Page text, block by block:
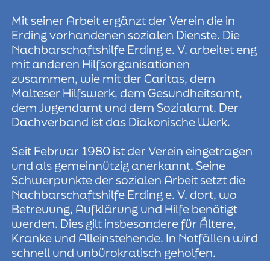
Mit seiner Arbeit ergänzt der Verein die in
Erding vorhandenen sozialen Dienste. Die
Nachbarschaftshilfe Erding e. V. arbeitet eng
mit anderen Hilfsorganisationen
zusammen, wie mit der Caritas, dem
Malteser Hilfswerk, dem Gesundheitsamt,
dem Jugendamt und dem Sozialamt. Der
Dachverband ist das Diakonische Werk.
Seit Februar 1980 ist der Verein eingetragen
und als gemeinnützig anerkannt. Seine
Schwerpunkte der sozialen Arbeit setzt die
Nachbarschaftshilfe Erding e. V. dort, wo
Betreuung, Aufklärung und Hilfe benötigt
werden. Dies gilt insbesondere für Ältere,
Kranke und Alleinstehende. In Notfällen wird
schnell und unbürokratisch geholfen.